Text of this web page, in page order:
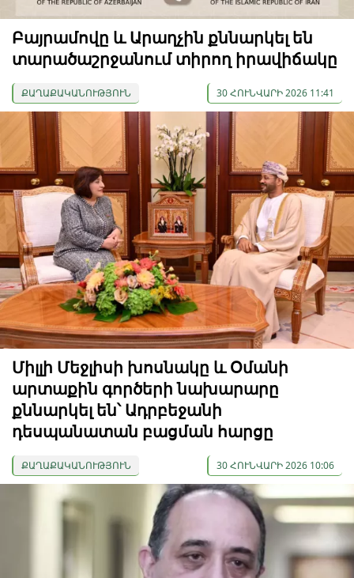
Բայրամովը և Արաղչին քննարկել են
տարածաշրջանում տիրող իրավիճակը
ՔԱՂԱՔԱԿԱՆՈՒԹՅՈՒՆ 30 ՀՈՒՆՎԱՐԻ 2026 11:41
Միլլի Մեջլիսի խոսնակը և Օմանի
արտաքին գործերի նախարարը
քննարկել են՝ Ադրբեջանի
դեսպանատան բացման հարցը
ՔԱՂԱՔԱԿԱՆՈՒԹՅՈՒՆ 30 ՀՈՒՆՎԱՐԻ 2026 10:06